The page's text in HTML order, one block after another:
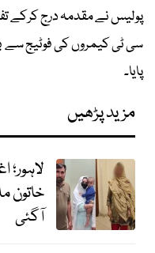
پولیس نے مقدمہ درج کرکے
سی ٹی کیمروں کی فوٹیج
پایا۔
مزید پڑھیں
خاتون
آگئی